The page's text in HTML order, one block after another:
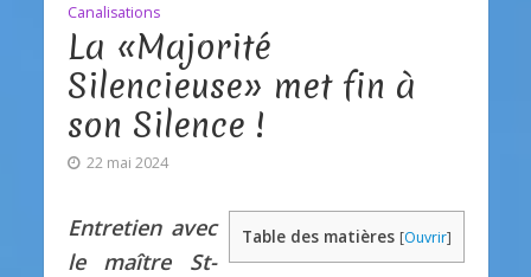
Canalisations
La «Majorité
Silencieuse» met fin à
son Silence !
22 mai 2024
Table des matières [Ouvrir]
Entretien avec
le maître St-